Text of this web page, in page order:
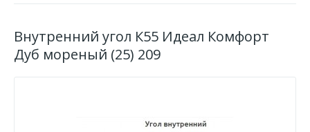
Внутренний угол К55 Идеал Комфорт
Дуб мореный (25) 209